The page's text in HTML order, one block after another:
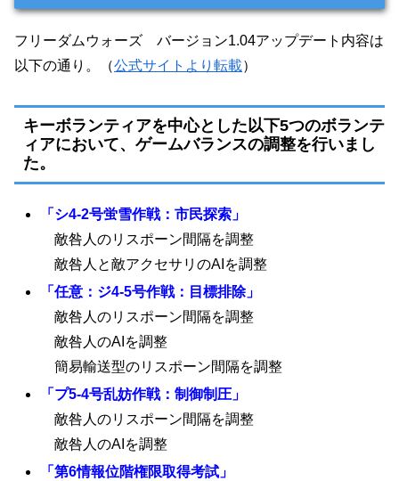
フリーダムウォーズ バージョン1.04アップデート内容は
以下の通り。（公式サイトより転載）
キーボランティアを中心とした以下5つのボランテ
ィアにおいて、ゲームバランスの調整を行いまし
た。
「シ4-2号蛍雪作戦：市民探索」
敵咎人のリスポーン間隔を調整
敵咎人と敵アクセサリのAIを調整
「任意：ジ4-5号作戦：目標排除」
敵咎人のリスポーン間隔を調整
敵咎人のAIを調整
簡易輸送型のリスポーン間隔を調整
「プ5-4号乱妨作戦：制御制圧」
敵咎人のリスポーン間隔を調整
敵咎人のAIを調整
「第6情報位階権限取得考試」